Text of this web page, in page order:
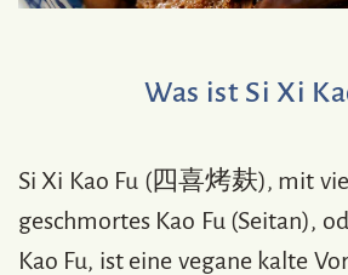
Was ist Si Xi
Si Xi Kao Fu (四喜烤麸), mit
geschmortes Kao Fu (Seitan),
Kao Fu, ist eine vegane kalte